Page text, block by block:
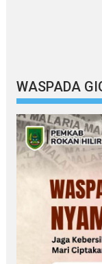
WASPADA